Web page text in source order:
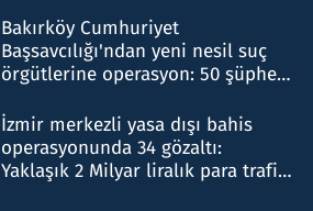
Bakırköy Cumhuriyet
Başsavcılığı'ndan yeni nesil suç
örgütlerine operasyon: 50 şüpheli
İzmir merkezli yasa dışı bahis
operasyonunda 34 gözaltı:
Yaklaşık 2 Milyar liralık para trafiği